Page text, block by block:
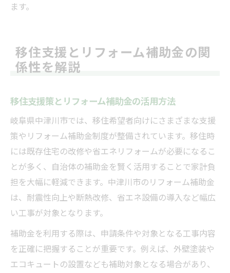
ます。
移住支援とリフォーム補助金の関
係性を解説
移住支援策とリフォーム補助金の活用方法
岐阜県中津川市では、移住希望者向けにさまざまな支援
策やリフォーム補助金制度が整備されています。移住時
には既存住宅の改修や省エネリフォームが必要になるこ
とが多く、自治体の補助金を賢く活用することで家計負
担を大幅に軽減できます。中津川市のリフォーム補助金
は、耐震性向上や断熱改修、省エネ設備の導入など幅広
い工事が対象となります。
補助金を利用する際は、申請条件や対象となる工事内容
を正確に把握することが重要です。例えば、外壁塗装や
エコキュートの設置なども補助対象となる場合があり、